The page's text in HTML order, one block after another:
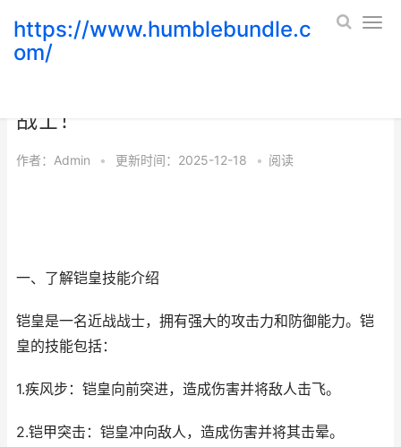
https://www.humblebundle.c
om/
战士！
作者： Admin • 更新时间：2025-12-18 • 阅读
一、了解铠皇技能介绍
铠皇是一名近战战士，拥有强大的攻击力和防御能力。铠
皇的技能包括：
1.疾风步：铠皇向前突进，造成伤害并将敌人击飞。
2.铠甲突击：铠皇冲向敌人，造成伤害并将其击晕。